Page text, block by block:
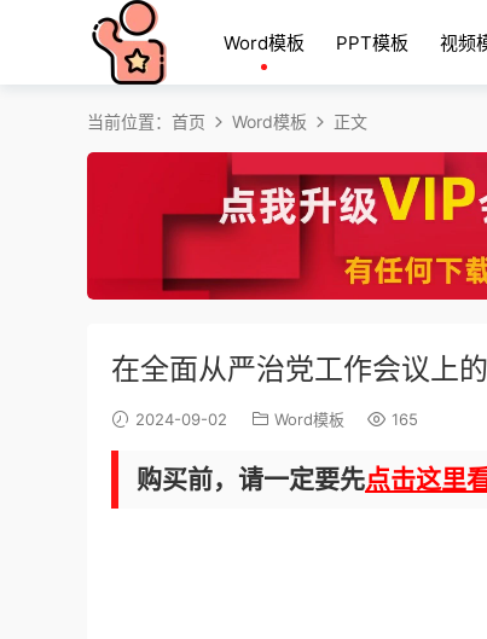
Word模板 PPT模板 视频
当前位置： 首页 Word模板 正文
在全面从严治党工作会议上
2024-09-02 Word模板 165
购买前，请一定要先点击这里